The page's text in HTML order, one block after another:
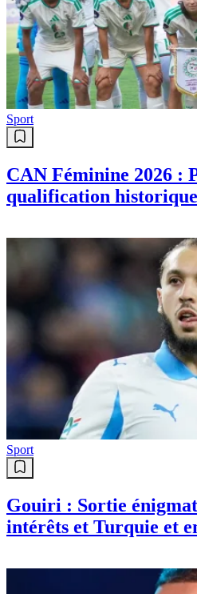
Sport
CAN Féminine 2026 :
qualification
Sport
Gouiri : Sortie
intérêts et Turquie et